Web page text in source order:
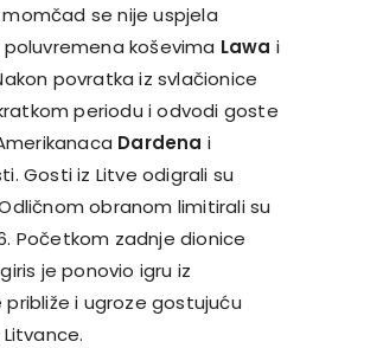
se nije uspjela
koševima Lawa i
povratka iz svlačionice
periodu i odvodi goste
Dardena i
Gosti iz Litve odigrali su
obranom limitirali su
Početkom zadnje dionice
je ponovio igru iz
i ugroze gostujuću